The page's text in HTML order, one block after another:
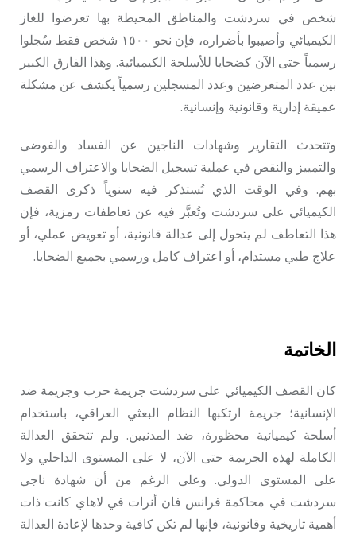
شخص في سردشت والمناطق المحيطة بها تعرضوا للغاز
الكيميائي وأصيبوا بأضراره، فإن نحو ١٥٠٠ شخص فقط سُجلوا
رسمياً حتى الآن كضحايا للأسلحة الكيميائية. وهذا الفارق الكبير
بين عدد المتعرضين وعدد المسجلين رسمياً يكشف عن مشكلة
عميقة إدارية وقانونية وإنسانية.
وتتحدث التقارير وشهادات الناجين عن الفساد والفوضى
والتمييز والنقص في عملية تسجيل الضحايا والاعتراف الرسمي
بهم. وفي الوقت الذي تُستذكر فيه سنوياً ذكرى القصف
الكيميائي على سردشت وتُعبَّر فيه عن تعاطفات رمزية، فإن
هذا التعاطف لم يتحول إلى عدالة قانونية، أو تعويض عملي، أو
علاج طبي مستدام، أو اعتراف كامل ورسمي بجميع الضحايا.
الخاتمة
كان القصف الكيميائي على سردشت جريمة حرب وجريمة ضد
الإنسانية؛ جريمة ارتكبها النظام البعثي العراقي، باستخدام
أسلحة كيميائية محظورة، ضد المدنيين. ولم تتحقق العدالة
الكاملة لهذه الجريمة حتى الآن، لا على المستوى الداخلي ولا
على المستوى الدولي. وعلى الرغم من أن شهادة ناجي
سردشت في محاكمة فرانس فان أنرات في لاهاي كانت ذات
أهمية تاريخية وقانونية، فإنها لم تكن كافية وحدها لإعادة العدالة